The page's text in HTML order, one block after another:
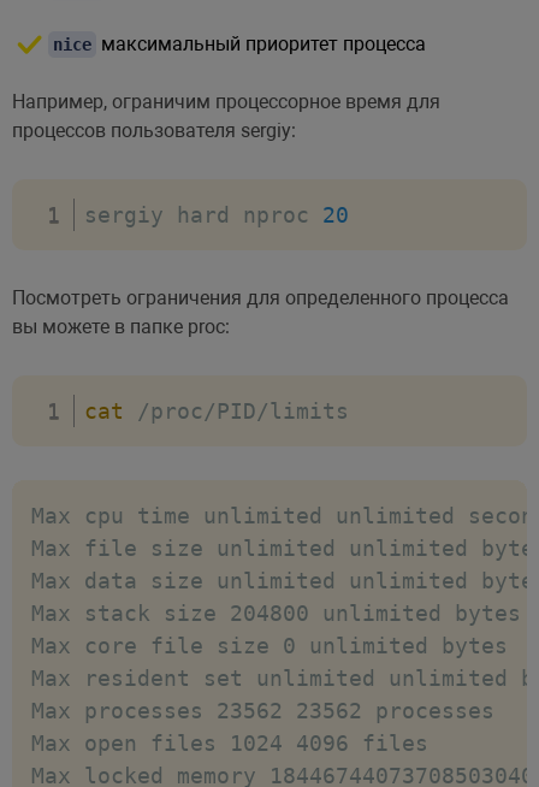
nice максимальный приоритет процесса
Например, ограничим процессорное время для
процессов пользователя sergiy:
sergiy hard nproc 20
Посмотреть ограничения для определенного процесса
вы можете в папке proc:
cat /proc/PID/limits
Max cpu time unlimited unlimited
Max file size unlimited unlimited
Max data size unlimited unlimited
Max stack size 204800 unlimited bytes
Max core file size 0 unlimited bytes
Max resident set unlimited unlimited
Max processes 23562 23562 processes
Max open files 1024 4096 files
Max locked memory